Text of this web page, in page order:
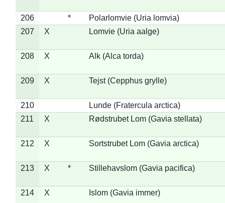
206 *
Polarlomvie (Uria lomvia)
207
X Lomvie (Uria aalge)
208 X Alk (Alca torda)
209 X Tejst (Cepphus grylle)
210
Lunde (Fratercula arctica)
211
X Rødstrubet Lom (Gavia stellata)
212 X Sortstrubet Lom (Gavia arctica)
213 X * Stillehavslom (Gavia pacifica)
214 X Islom (Gavia immer)